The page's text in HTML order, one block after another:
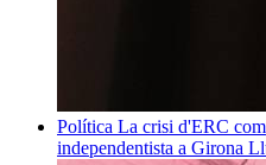
Política La crisi d'ERC
independentista a Girona